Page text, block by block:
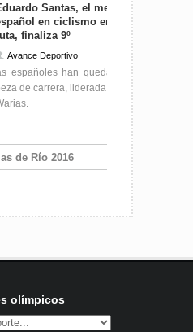
Santas, el mejor
en ciclismo en
finaliza 9º
Avance Deportivo
españoles han quedado
de carrera, liderada por
de Río 2016
olímpicos